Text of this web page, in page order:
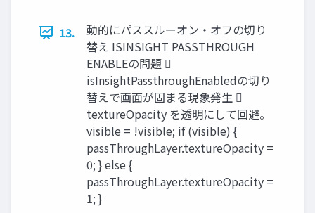
13.
動的にパススルーオン・オフの切り
替え ISINSIGHT PASSTHROUGH
ENABLEの問題 
isInsightPassthroughEnabledの切り
替えで画面が固まる現象発生 
textureOpacity を透明にして回避。
visible = !visible; if (visible) {
passThroughLayer.textureOpacity =
0; } else {
passThroughLayer.textureOpacity =
1; }